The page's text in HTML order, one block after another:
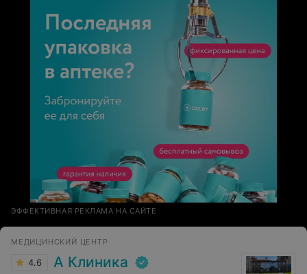
ЭФФЕКТИВНАЯ РЕКЛАМА НА САЙТЕ
МЕДИЦИНСКИЙ ЦЕНТР
4.6 А Клиника